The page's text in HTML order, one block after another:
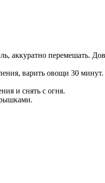
аккуратно перемешать.
варить овощи 30
и снять с огня.